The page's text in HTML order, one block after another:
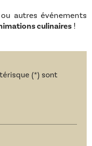
autres événements
culinaires !
(*) sont